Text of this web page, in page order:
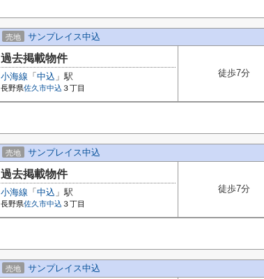
売地 サンプレイス中込
過去掲載物件
小海線 「 中込 」駅
長野県佐久市中込 ３丁目
徒歩7分
売地 サンプレイス中込
過去掲載物件
小海線 「 中込 」駅
長野県佐久市中込 ３丁目
徒歩7分
売地 サンプレイス中込